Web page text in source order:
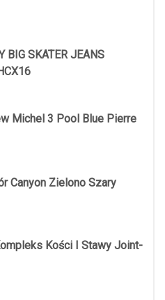
BIG SKATER JEANS
Michel 3 Pool Blue Pierre
Canyon Zielono Szary
Kości I Stawy Joint-